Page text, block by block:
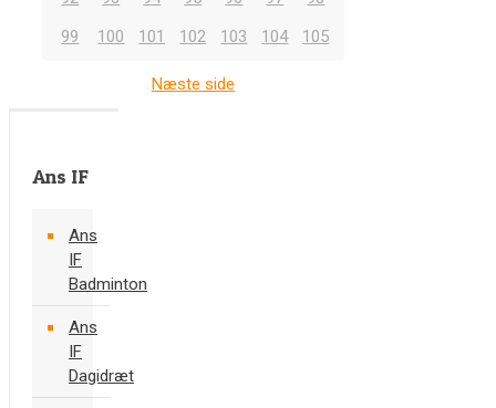
99
100 101 102 103 104 105
Næste side
Ans IF
Ans
IF
Badminton
Ans
IF
Dagidræt